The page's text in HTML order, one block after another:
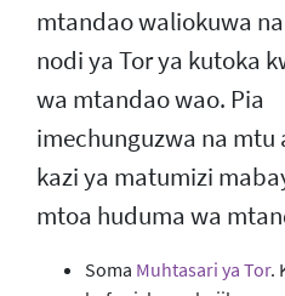
mtandao waliokuwa
nodi ya Tor ya kutoka
wa mtandao wao. Pia
imechunguzwa na mtu
kazi ya matumizi
mtoa huduma wa
Soma Muhtasari ya Tor.